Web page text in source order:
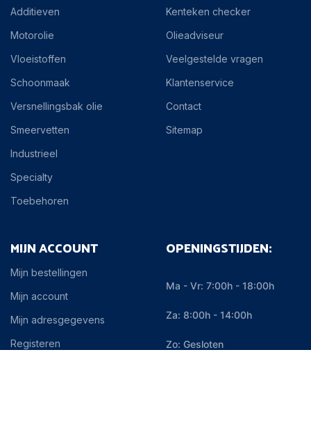
Additieven
Motorolie
Vloeistoffen
Schoonmaak
Versnellingsbak olie
Smeervetten
Industrieel
Specialty
Toebehoren
Kenteken checker
Olieadviseur
Veelgestelde vragen
Klantenservice
Contact
Sitemap
MIJN ACCOUNT
Mijn bestellingen
Mijn account
Mijn adresgegevens
Registeren
OPENINGSTIJDEN:
Ma - Vr: 7:00h - 18:00h
Za: 8:00h - 14:00h
Zo: Gesloten